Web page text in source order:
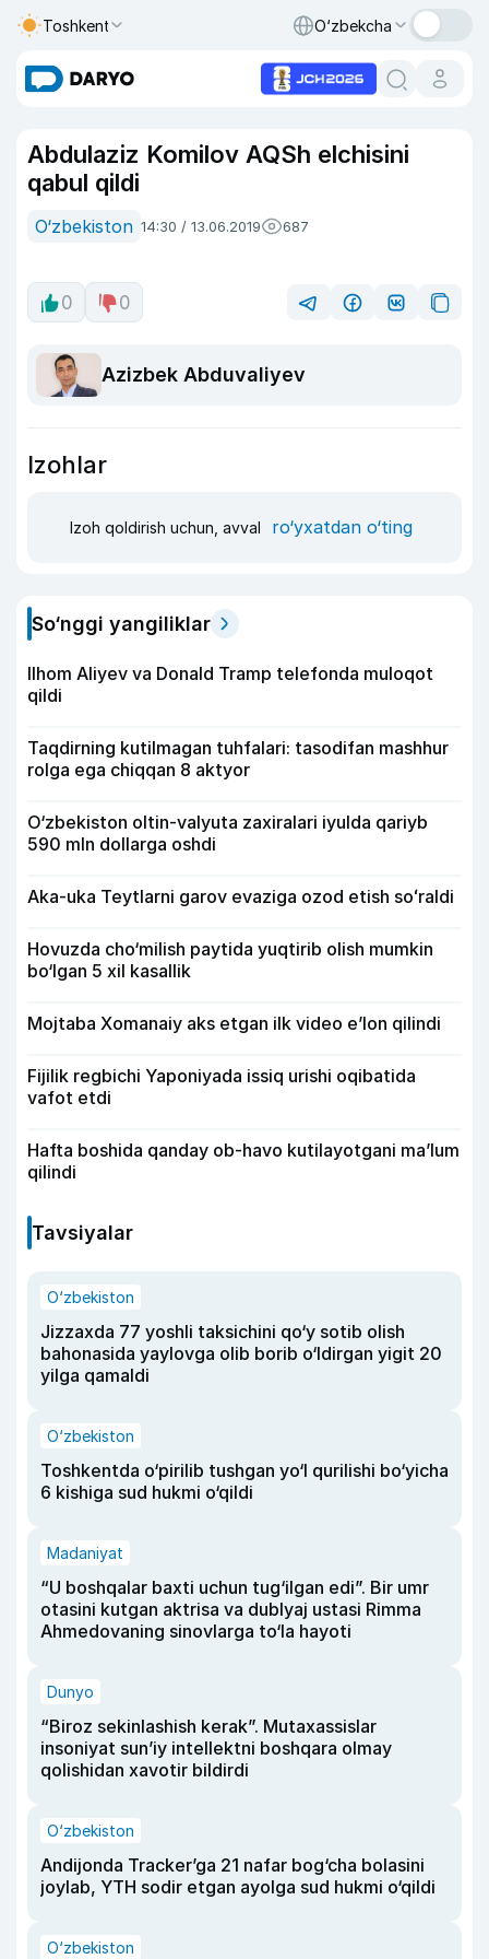
Toshkent O‘zbekcha
Abdulaziz Komilov AQSh elchisini
qabul qildi
O‘zbekiston 14:30 / 13.06.2019 687
0 0
Azizbek Abduvaliyev
Izohlar
Izoh qoldirish uchun, avval ro‘yxatdan o‘ting
So‘nggi yangiliklar
Ilhom Aliyev va Donald Tramp telefonda muloqot
qildi
Taqdirning kutilmagan tuhfalari: tasodifan mashhur
rolga ega chiqqan 8 aktyor
O‘zbekiston oltin-valyuta zaxiralari iyulda qariyb
590 mln dollarga oshdi
Aka-uka Teytlarni garov evaziga ozod etish soʻraldi
Hovuzda cho‘milish paytida yuqtirib olish mumkin
bo‘lgan 5 xil kasallik
Mojtaba Xomanaiy aks etgan ilk video e’lon qilindi
Fijilik regbichi Yaponiyada issiq urishi oqibatida
vafot etdi
Hafta boshida qanday ob-havo kutilayotgani ma’lum
qilindi
Tavsiyalar
O‘zbekiston
Jizzaxda 77 yoshli taksichini qo‘y sotib olish
bahonasida yaylovga olib borib o‘ldirgan yigit 20
yilga qamaldi
O‘zbekiston
Toshkentda o‘pirilib tushgan yo‘l qurilishi bo‘yicha
6 kishiga sud hukmi o‘qildi
Madaniyat
“U boshqalar baxti uchun tug‘ilgan edi”. Bir umr
otasini kutgan aktrisa va dublyaj ustasi Rimma
Ahmedovaning sinovlarga to‘la hayoti
Dunyo
“Biroz sekinlashish kerak”. Mutaxassislar
insoniyat sun’iy intellektni boshqara olmay
qolishidan xavotir bildirdi
O‘zbekiston
Andijonda Tracker’ga 21 nafar bog‘cha bolasini
joylab, YTH sodir etgan ayolga sud hukmi o‘qildi
O‘zbekiston